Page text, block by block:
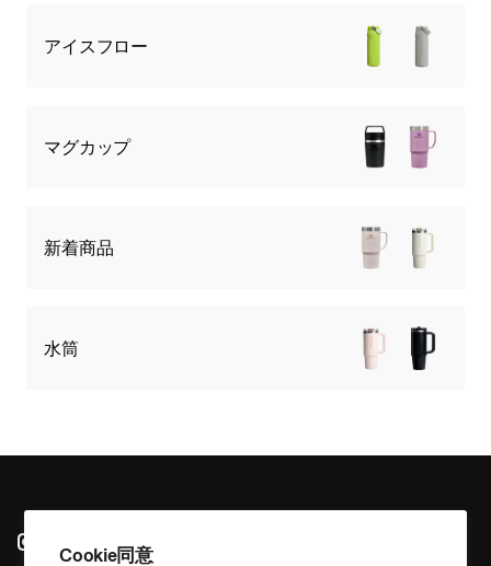
Cookie同意
アイスフロー
マグカップ
新着商品
水筒